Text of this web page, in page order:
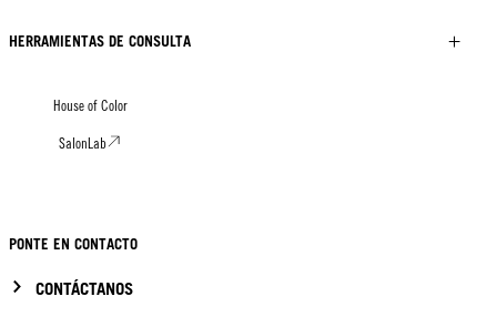
HERRAMIENTAS DE CONSULTA
House of Color
SalonLab
PONTE EN CONTACTO
CONTÁCTANOS